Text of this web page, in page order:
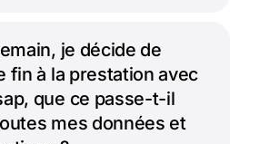
je décide de
fin à la prestation avec
que ce passe-t-il
mes données et